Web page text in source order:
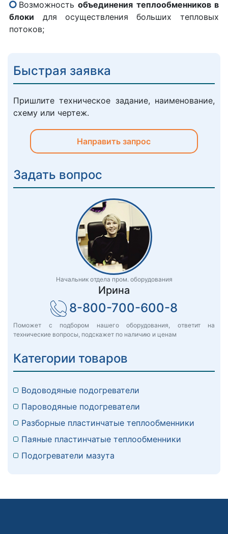
Возможностьобъединения теплообменников в
блоки для осуществления больших тепловых
потоков;
Быстрая заявка
Пришлите техническое задание, наименование,
схему или чертеж.
Направить запрос
Задать вопрос
Начальник отдела пром. оборудования
Ирина
8-800-700-600-8
Поможет с подбором нашего оборудования, ответит на
технические вопросы, подскажет по наличию и ценам
Категории товаров
Водоводяные подогреватели
Пароводяные подогреватели
Разборные пластинчатые теплообменники
Паяные пластинчатые теплообменники
Подогреватели мазута